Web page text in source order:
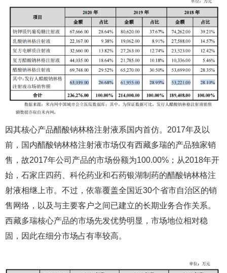
因其核心产品醋酸钠林格注射液系国内首仿。2017年及以
前，国内醋酸钠林格注射液市场仅有西藏多瑞的产品独家销
售，故2017年公司产品的市场份额为100.00%；从2018年开
始，石家庄四药、科伦药业和石药银湖制药的醋酸钠林格注
射液相继上市。不过，依靠覆盖全国近30个省市自治区的销
售网络，以及与主要客户之间已建立的长期业务合作关系。
西藏多瑞核心产品的市场先发优势明显，市场地位相对稳
固，因此在细分市场占有率较高。